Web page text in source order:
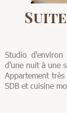
Studio
d'une nuit à une
Appartement
SDB et cuisine